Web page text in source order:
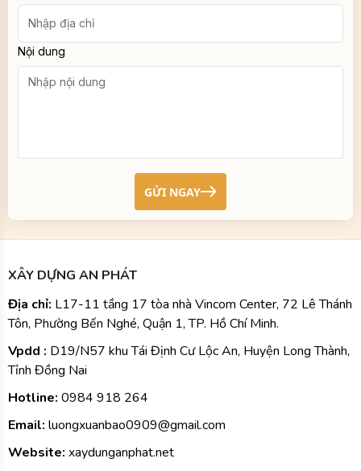
Nội dung
Tôn, Phường Bến Nghé, Quận 1, TP. Hồ Chí Minh.
Vpdd :D19/N57 khu Tái Định Cư Lộc An, Huyện Long Thành,
Tỉnh Đồng Nai
Hotline:0984918 264
luongxuanbao0909@gmail.com
Dịch Vụ Của Chúng Tôi